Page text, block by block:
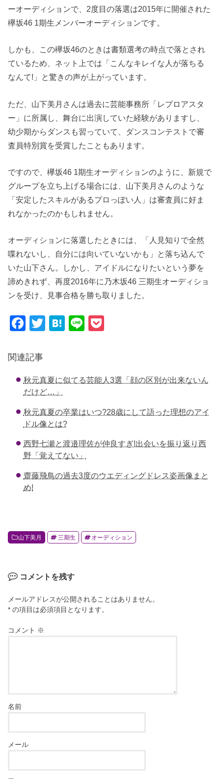
ーオーディションで、2度目の落選は2015年に開催された
欅坂46 1期生メンバーオーディションです。
しかも、この欅坂46のときは書類選考の時点で落とされ
ているため、ネット上では「こんなキレイな人が落ちる
なんて!」と驚きの声が上がっています。
ただ、山下美月さんは過去に芸能事務所「レプロアスタ
ー」に所属し、舞台に出演していた経験がありますし、
幼少期からダンスも習っていて、ダンスコンテストで審
査員特別賞を受賞したこともあります。
ですので、欅坂46 1期生オーディションのように、新規で
グループを立ち上げる場合には、山下美月さんのような
「安定したスキルがあるプロっぽい人」は審査員に好ま
れなかったのかもしれません。
オーディションに落選したときには、「人見知りで全然
喋れないし、自分には向いていないかも」と落ち込んで
いた山下さん。しかし、アイドルになりたいという夢を
諦めきれず、再度2016年に乃木坂46 三期生オーディショ
ンを受け、見事合格を勝ち取りました。
F
c
b
o
k
T
H
a
Li
関連記事
秋元真夏に似てる芸能人3選「顔の区別が出来ないん
だけど…」
秋元真夏の卒業はいつ?28歳にして語った理想のアイ
ドル像とは?
西野七瀬と渡邉理佐が仲良すぎ!出会いを振り返り西
野「覚えてない」
齋藤飛鳥の過去3度のウエディングドレス姿画像まと
め!
山下美月 三期生 オーディション
コメントを残す
メールアドレスが公開されることはありません。
* の項目は必須項目となります。
コメント ※
名前
メール